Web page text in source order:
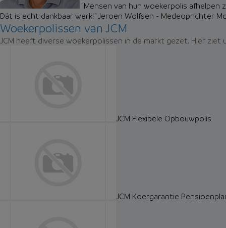
"Mensen van hun woekerpolis
Dát is echt dankbaar werk!"Jeroen Wolfsen - Medeoprichter
Woekerpolissen van JCM
JCM heeft diverse woekerpolissen in de markt gezet. Hier
JCM Flexibele Opbouwpolis
JCM Koergarantie